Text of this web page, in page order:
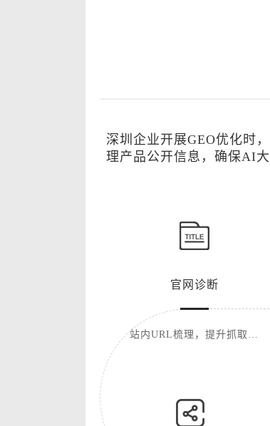
深圳企业开展GEO优化时
理产品公开信息，确保AI
官网诊断
站内URL梳理，提升抓取便